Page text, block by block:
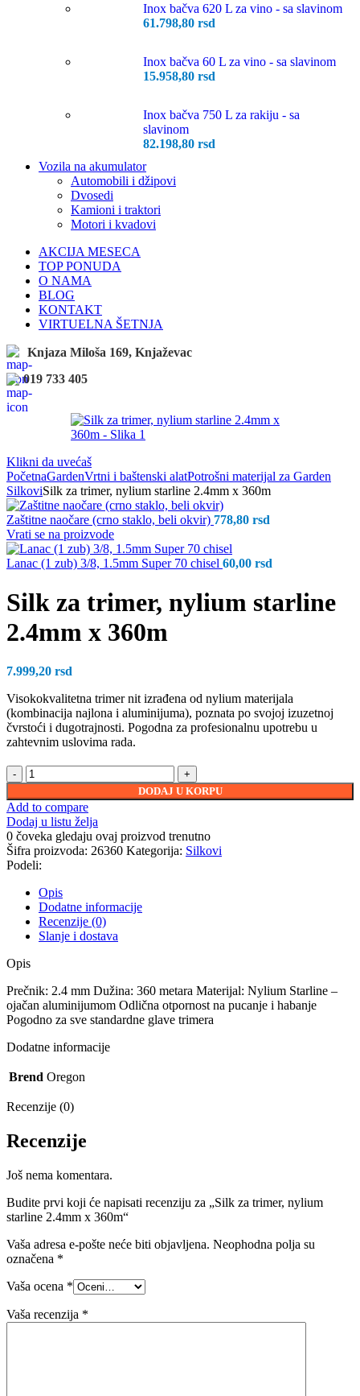
Inox bačva 620 L za vino - sa slavinom
61.798,80 rsd
Inox bačva 60 L za vino - sa slavinom
15.958,80 rsd
Inox bačva 750 L za rakiju - sa
slavinom
82.198,80 rsd
Vozila na akumulator
Automobili i džipovi
Dvosedi
Kamioni i traktori
Motori i kvadovi
AKCIJA MESECA
TOP PONUDA
O NAMA
BLOG
KONTAKT
VIRTUELNA ŠETNJA
Knjaza Miloša 169, Knjaževac
019 733 405
Klikni da uvećaš
PočetnaGardenVrtni i baštenski alatPotrošni materijal za Garden
SilkoviSilk za trimer, nylium starline 2.4mm x 360m
Zaštitne naočare (crno staklo, beli okvir) 778,80 rsd
Vrati se na proizvode
Lanac (1 zub) 3/8, 1.5mm Super 70 chisel 60,00 rsd
Silk za trimer, nylium starline
2.4mm x 360m
7.999,20 rsd
Visokokvalitetna trimer nit izrađena od nylium materijala
(kombinacija najlona i aluminijuma), poznata po svojoj izuzetnoj
čvrstoći i dugotrajnosti. Pogodna za profesionalnu upotrebu u
zahtevnim uslovima rada.
DODAJ U KORPU
Add to compare
Dodaj u listu želja
0 čoveka gledaju ovaj proizvod trenutno
Šifra proizvoda: 26360 Kategorija: Silkovi
Podeli:
Opis
Dodatne informacije
Recenzije (0)
Slanje i dostava
Opis
Prečnik: 2.4 mm Dužina: 360 metara Materijal: Nylium Starline –
ojačan aluminijumom Odlična otpornost na pucanje i habanje
Pogodno za sve standardne glave trimera
Dodatne informacije
Brend Oregon
Recenzije (0)
Recenzije
Još nema komentara.
Budite prvi koji će napisati recenziju za „Silk za trimer, nylium
starline 2.4mm x 360m“
Vaša adresa e-pošte neće biti objavljena. Neophodna polja su
označena *
Vaša ocena *
Vaša recenzija *